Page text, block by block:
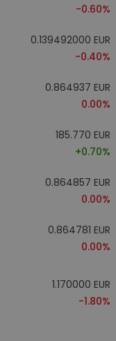
-0.60%
0.139492000 EUR
-0.40%
0.864937 EUR
0.00%
185.770 EUR
+0.70%
0.864857 EUR
0.00%
0.864781 EUR
0.00%
1.170000 EUR
-1.80%